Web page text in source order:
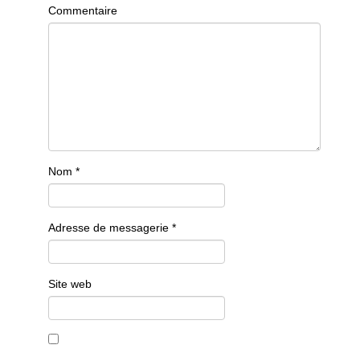
Commentaire
Nom *
Adresse de messagerie *
Site web